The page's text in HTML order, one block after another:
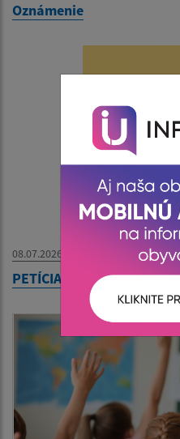
Oznámenie
08.07.2026
PETÍCIA - Slovenská Pošta